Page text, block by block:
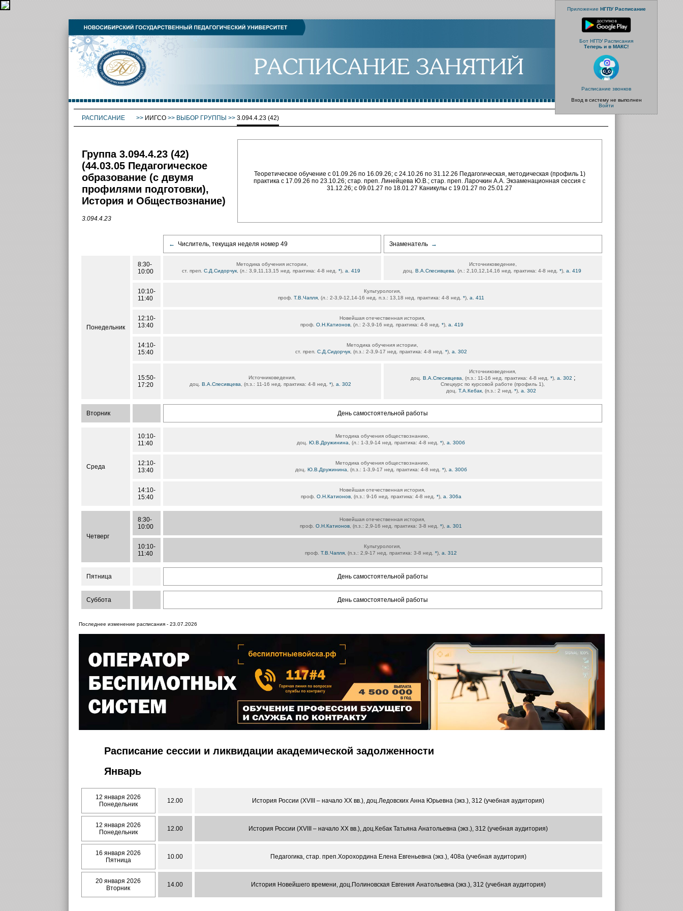
Приложение НГПУ Расписание
Бот НГПУ Расписания
Теперь и в МАКС!
Расписание звонков
Вход в систему не выполнен
Войти
РАСПИСАНИЕ >> ИИГСО>> ВЫБОР ГРУППЫ >> 3.094.4.23 (42)
Группа 3.094.4.23 (42)
(44.03.05 Педагогическое
образование (с двумя
профилями подготовки),
История и Обществознание)
3.094.4.23
Теоретическое обучение с 01.09.26 по 16.09.26; с 24.10.26 по 31.12.26 Педагогическая, методическая (профиль 1)
практика с 17.09.26 по 23.10.26; стар. преп. Линейцева Ю.В.; стар. преп. Ларочкин А.А. Экзаменационная сессия с
31.12.26; с 09.01.27 по 18.01.27 Каникулы с 19.01.27 по 25.01.27
← Числитель, текущая неделя номер 49 Знаменатель →
Понедельник
8:30-
10:00
Методика обучения истории,
ст. преп. С.Д.Сидорчук , (л.: 3,9,11,13,15 нед. практика: 4-8 нед. *), а. 419
Источниковедение,
доц. В.А.Спесивцева , (л.: 2,10,12,14,16 нед. практика: 4-8 нед. *), а. 419
10:10-
11:40
Культурология,
проф. Т.В.Чапля, (л.: 2-3,9-12,14-16 нед. п.з.: 13,18 нед. практика: 4-8 нед. *), а. 411
12:10-
13:40
Новейшая отечественная история,
проф. О.Н.Катионов, (л.: 2-3,9-16 нед. практика: 4-8 нед. *), а. 419
14:10-
15:40
Методика обучения истории,
ст. преп. С.Д.Сидорчук, (п.з.: 2-3,9-17 нед. практика: 4-8 нед. *), а. 302
15:50-
17:20
Источниковедения,
доц. В.А.Спесивцева , (п.з.: 11-16 нед. практика: 4-8 нед. *), а. 302
Источниковедения,
доц. В.А.Спесивцева , (п.з.: 11-16 нед. практика: 4-8 нед. *), а. 302 ;
Спецкурс по курсовой работе (профиль 1),
доц. Т.А.Кебак , (п.з.: 2 нед. *), а. 302
Вторник День самостоятельной работы
Среда
10:10-
11:40
Методика обучения обществознанию,
доц. Ю.В.Дружинина , (л.: 1-3,9-14 нед. практика: 4-8 нед. *), а. 300б
12:10-
13:40
Методика обучения обществознанию,
доц. Ю.В.Дружинина , (п.з.: 1-3,9-17 нед. практика: 4-8 нед. *), а. 300б
14:10-
15:40
Новейшая отечественная история,
проф. О.Н.Катионов, (п.з.: 9-16 нед. практика: 4-8 нед. *), а. 306а
Четверг
8:30-
10:00
Новейшая отечественная история,
проф. О.Н.Катионов , (п.з.: 2,9-16 нед. практика: 3-8 нед. *), а. 301
10:10-
11:40
Культурология,
проф. Т.В.Чапля , (п.з.: 2,9-17 нед. практика: 3-8 нед. *), а. 312
Пятница День самостоятельной работы
Суббота День самостоятельной работы
Последнее изменение расписания - 23.07.2026
Расписание сессии и ликвидации академической задолженности
Январь
12 января 2026
Понедельник
12.00 История России (XVIII – начало ХХ вв.), доц.Ледовских Анна Юрьевна (экз.), 312 (учебная аудитория)
12 января 2026
Понедельник
12.00 История России (XVIII – начало ХХ вв.), доц.Кебак Татьяна Анатольевна (экз.), 312 (учебная аудитория)
16 января 2026
Пятница
10.00 Педагогика, стар. преп.Хорохордина Елена Евгеньевна (экз.), 408а (учебная аудитория)
20 января 2026
Вторник
14.00 История Новейшего времени, доц.Полиновская Евгения Анатольевна (экз.), 312 (учебная аудитория)